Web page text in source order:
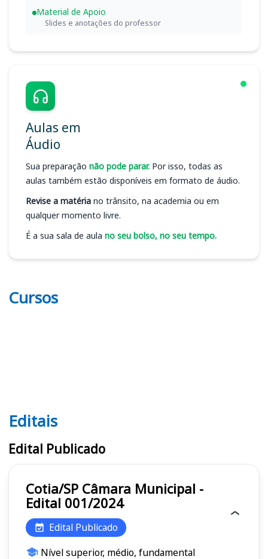
Material de Apoio
Slides e anotações do professor
Aulas em
Áudio
Sua preparação não pode parar. Por isso, todas as
aulas também estão disponíveis em formato de áudio.
Revise a matéria no trânsito, na academia ou em
qualquer momento livre.
É a sua sala de aula no seu bolso, no seu tempo.
Cursos
Editais
Editais
Edital Publicado
Cotia/SP Câmara Municipal -
Edital 001/2024
Edital Publicado
Nível superior, médio, fundamental